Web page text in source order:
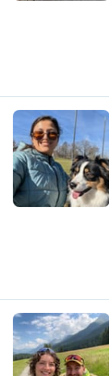
M
H